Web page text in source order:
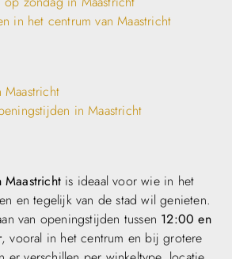
in het centrum van Maastricht
in Maastricht
is ideaal voor wie in het
en tegelijk van de stad wil genieten.
van openingstijden tussen 12:00 en
, vooral in het centrum en bij grotere